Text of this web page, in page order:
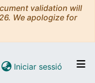
validation will
We apologize for
Iniciar sessió (current)